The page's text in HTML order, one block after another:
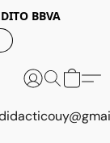
BBVA